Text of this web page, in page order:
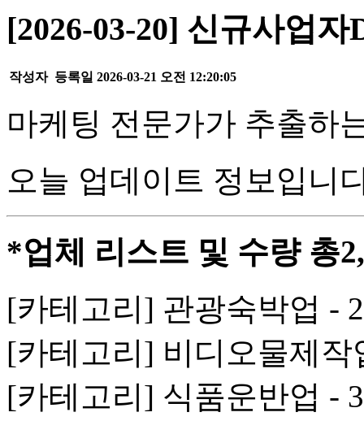
[2026-03-20] 신규사업
작성자 등록일 2026-03-21 오전 12:20:05
마케팅 전문가가 추출하
오늘 업데이트 정보입니
*업체 리스트 및 수량 총
[카테고리] 관광숙박업 -
[카테고리] 비디오물제작
[카테고리] 식품운반업 -